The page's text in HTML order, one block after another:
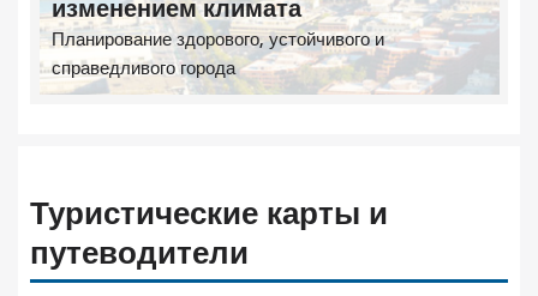
изменением климата
Планирование здорового, устойчивого и
справедливого города
Туристические карты и
путеводители